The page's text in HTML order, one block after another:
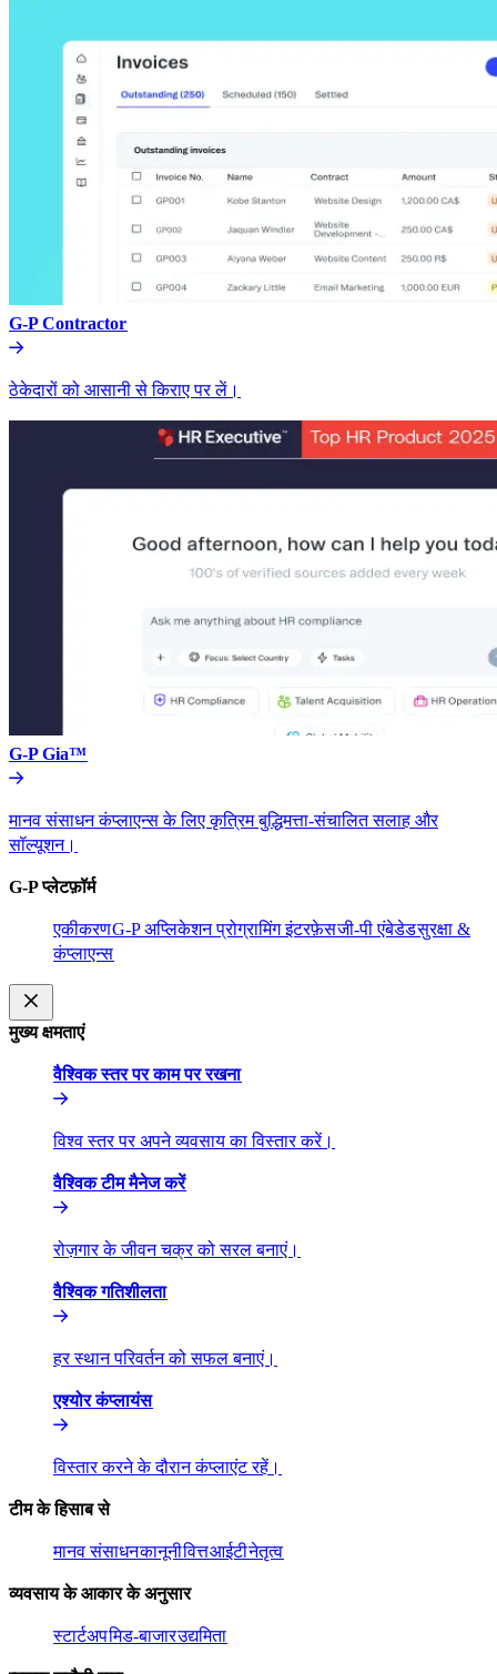
G-P Contractor​​
ठेकेदारों को आसानी से किराए पर लें।​​
G-P Gia™​​
मानव संसाधन कंप्लाएन्स के लिए कृत्रिम बुद्धिमत्ता-संचालित सलाह और
सॉल्यूशन।​​
G-P प्लेटफ़ॉर्म​​
एकीकरण​​G-P अप्लिकेशन प्रोग्रामिंग इंटरफ़ेस​​जी-पी एंबेडेड​​सुरक्षा &
कंप्लाएन्स​​
मुख्य क्षमताएं​​
वैश्विक स्तर पर काम पर रखना​​
विश्व स्तर पर अपने व्यवसाय का विस्तार करें।​​
वैश्विक टीम मैनेज करें​​
रोज़गार के जीवन चक्र को सरल बनाएं।​​
वैश्विक गतिशीलता​​
हर स्थान परिवर्तन को सफल बनाएं।​​
एश्योर कंप्लायंस​​
विस्तार करने के दौरान कंप्लाएंट रहें।​​
टीम के हिसाब से​​
मानव संसाधन​​कानूनी​​वित्त​​आईटी​​नेतृत्व​​
व्यवसाय के आकार के अनुसार​​
स्टार्टअप​​मिड-बाजार​​उद्यमिता​​